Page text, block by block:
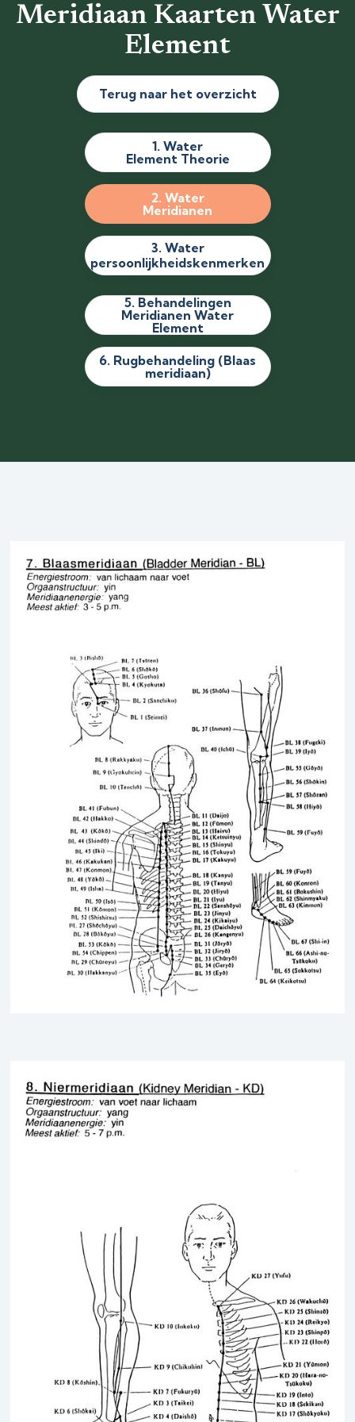
Meridiaan Kaarten Water
Element
Terug naar het overzicht
1. Water
Element Theorie
2. Water
Meridianen
3. Water
persoonlijkheidskenmerken
5. Behandelingen
Meridianen Water
Element
6. Rugbehandeling (Blaas
meridiaan)